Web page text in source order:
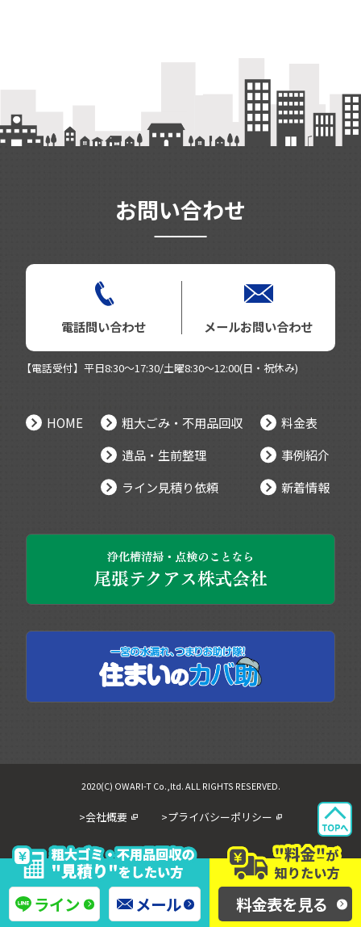
ライン メール 料金表を見る
お問い合わせ
電話問い合わせ メールお問い合わせ
【電話受付】平日8:30～17:30/土曜8:30～12:00(日・祝休み)
HOME
粗大ごみ・不用品回収
遺品・生前整理
ライン見積り依頼
料金表
事例紹介
新着情報
2020(C) OWARI-T Co.,ltd. ALL RIGHTS RESERVED.
>会社概要 >プライバシーポリシー